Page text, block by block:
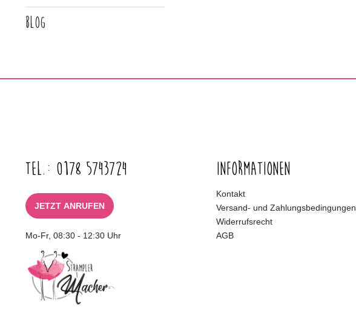
Blog
Tel.: 0178 5743724
JETZT ANRUFEN
Mo-Fr, 08:30 - 12:30 Uhr
Informationen
Kontakt
Versand- und Zahlungsbedingungen
Widerrufsrecht
AGB